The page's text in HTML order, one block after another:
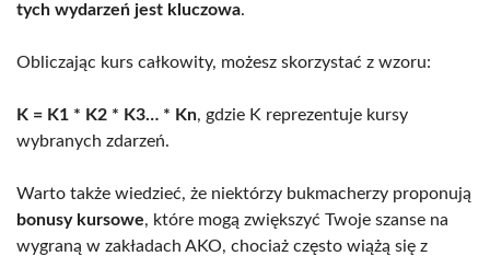
tych wydarzeń jest kluczowa.
Obliczając kurs całkowity, możesz skorzystać z wzoru:
K = K1 * K2 * K3… * Kn, gdzie K reprezentuje kursy
wybranych zdarzeń.
Warto także wiedzieć, że niektórzy bukmacherzy proponują
bonusy kursowe, które mogą zwiększyć Twoje szanse na
wygraną w zakładach AKO, chociaż często wiążą się z